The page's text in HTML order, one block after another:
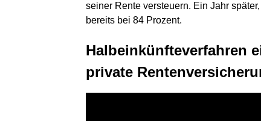
seiner Rente versteuern. Ein Jahr
bereits bei 84 Prozent.
Halbeinkünfteverfahren
private